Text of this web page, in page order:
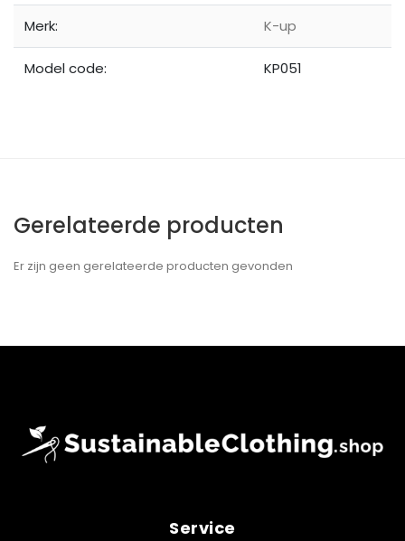
Merk: K-up
Model code: KP051
Gerelateerde producten
Er zijn geen gerelateerde producten gevonden
Service